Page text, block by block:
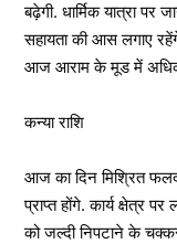
बढ़ेगी. धार्मिक यात्रा पर
सहायता की आस लगाए
आज आराम के मूड में अधिक
कन्या राशि
आज का दिन मिश्रित
प्राप्त होंगे. कार्य क्षेत्र
को जल्दी निपटाने के